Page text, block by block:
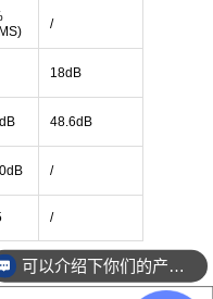
/
18dB
48.6dB
/
/
可以介绍下你们的产品么？